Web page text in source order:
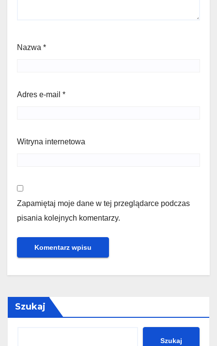
Nazwa *
Adres e-mail *
Witryna internetowa
Zapamiętaj moje dane w tej przeglądarce podczas
pisania kolejnych komentarzy.
Szukaj
Szukaj